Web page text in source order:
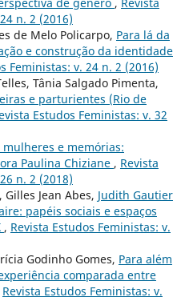
n. 2 (2016)
de Melo Policarpo, Para lá da
e construção da identidade
Feministas: v. 24 n. 2 (2016)
Tânia Salgado Pimenta,
e parturientes (Rio de
Estudos Feministas: v. 32
mulheres e memórias:
Paulina Chiziane , Revista
n. 2 (2018)
Jean Abes, Judith Gautier
papéis sociais e espaços
, Revista Estudos Feministas: v.
Godinho Gomes, Para além
comparada entre
Revista Estudos Feministas: v.